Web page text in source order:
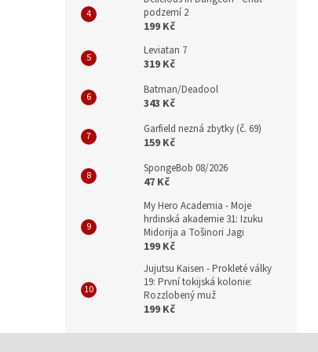
podzemí 2
199 Kč
Leviatan 7
319 Kč
Batman/Deadool
343 Kč
Garfield nezná zbytky (č. 69)
159 Kč
SpongeBob 08/2026
47 Kč
My Hero Academia - Moje
hrdinská akademie 31: Izuku
Midorija a Tošinori Jagi
199 Kč
Jujutsu Kaisen - Prokleté války
19: První tokijská kolonie:
Rozzlobený muž
199 Kč